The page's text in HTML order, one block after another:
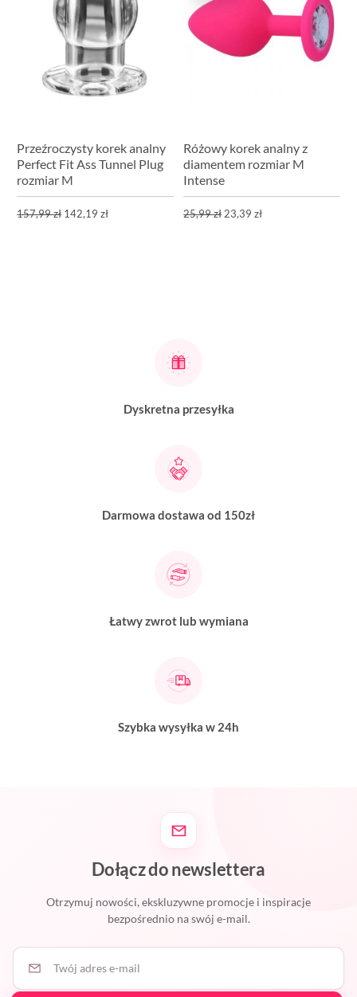
Przeźroczysty korek analny
Perfect Fit Ass Tunnel Plug
rozmiar M
157,99 zł 142,19 zł
Różowy korek analny z
diamentem rozmiar M
Intense
25,99 zł 23,39 zł
Dyskretna przesyłka
Darmowa dostawa od 150zł
Łatwy zwrot lub wymiana
Szybka wysyłka w 24h
Dołącz do newslettera
Otrzymuj nowości, ekskluzywne promocje i inspiracje
bezpośrednio na swój e-mail.
Twój adres e-mail